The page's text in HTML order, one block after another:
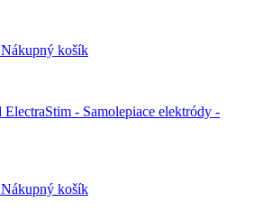
Nákupný košík
Nákupný košík